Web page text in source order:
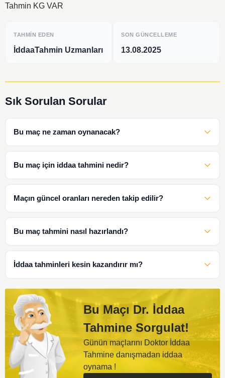
Tahmin KG VAR
TAHMIN EDEN
İddaaTahmin Uzmanları
SON GÜNCELLEME
13.08.2025
Sık Sorulan Sorular
Bu maç ne zaman oynanacak?
Bu maç için iddaa tahmini nedir?
Maçın güncel oranları nereden takip edilir?
Bu maç tahmini nasıl hazırlandı?
İddaa tahminleri kesin kazandırır mı?
Bu Maçı Dr. İddaa
Tahmine Sorgulat!
Günün maçlarını Doktor İddaa
Tahmine danışmadan iddaa
oynama !